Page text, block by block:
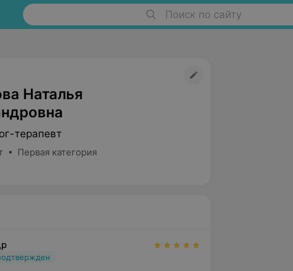
Поиск по сайту
Наталья
терапевт
• Первая категория